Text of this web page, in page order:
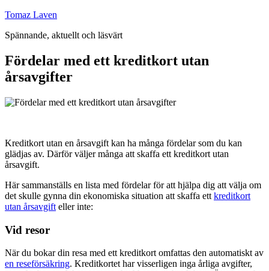
Hoppa
innehåll
Tomaz Laven
Spännande, aktuellt och läsvärt
Fördelar med ett kreditkort utan
årsavgifter
Kreditkort utan en årsavgift kan ha många fördelar som du kan
glädjas av. Därför väljer många att skaffa ett kreditkort utan
årsavgift.
Här sammanställs en lista med fördelar för att hjälpa dig att välja om
det skulle gynna din ekonomiska situation att skaffa ett kreditkort
utan årsavgift eller inte:
Vid resor
När du bokar din resa med ett kreditkort omfattas den automatiskt av
en reseförsäkring. Kreditkortet har visserligen inga årliga avgifter,